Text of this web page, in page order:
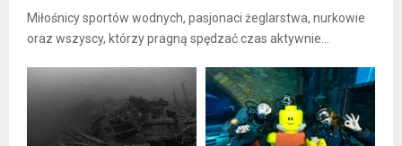
Miłośnicy sportów wodnych, pasjonaci żeglarstwa, nurkowie
oraz wszyscy, którzy pragną spędzać czas aktywnie...